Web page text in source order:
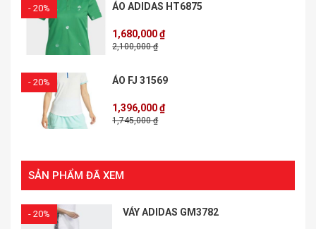
- 20% ÁO ADIDAS HT6875
1,680,000 ₫
2,100,000 ₫
- 20% ÁO FJ 31569
1,396,000 ₫
1,745,000 ₫
SẢN PHẨM ĐÃ XEM
- 20% VÁY ADIDAS GM3782